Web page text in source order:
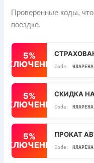
Проверенные коды,
поездке.
5%
5%
СКИДКА
5%
ПРОКАТ